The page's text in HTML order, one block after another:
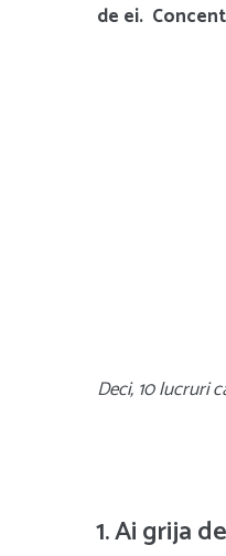
de ei.
Deci, 10 lucruri
1. Ai grija